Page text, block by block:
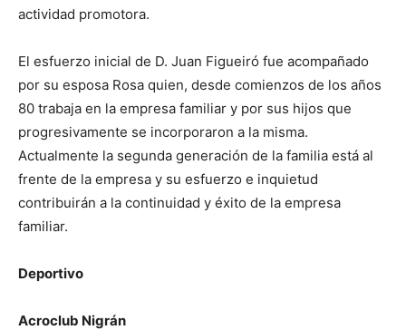
actividad promotora.
El esfuerzo inicial de D. Juan Figueiró fue acompañado
por su esposa Rosa quien, desde comienzos de los años
80 trabaja en la empresa familiar y por sus hijos que
progresivamente se incorporaron a la misma.
Actualmente la segunda generación de la familia está al
frente de la empresa y su esfuerzo e inquietud
contribuirán a la continuidad y éxito de la empresa
familiar.
Deportivo
Acroclub Nigrán